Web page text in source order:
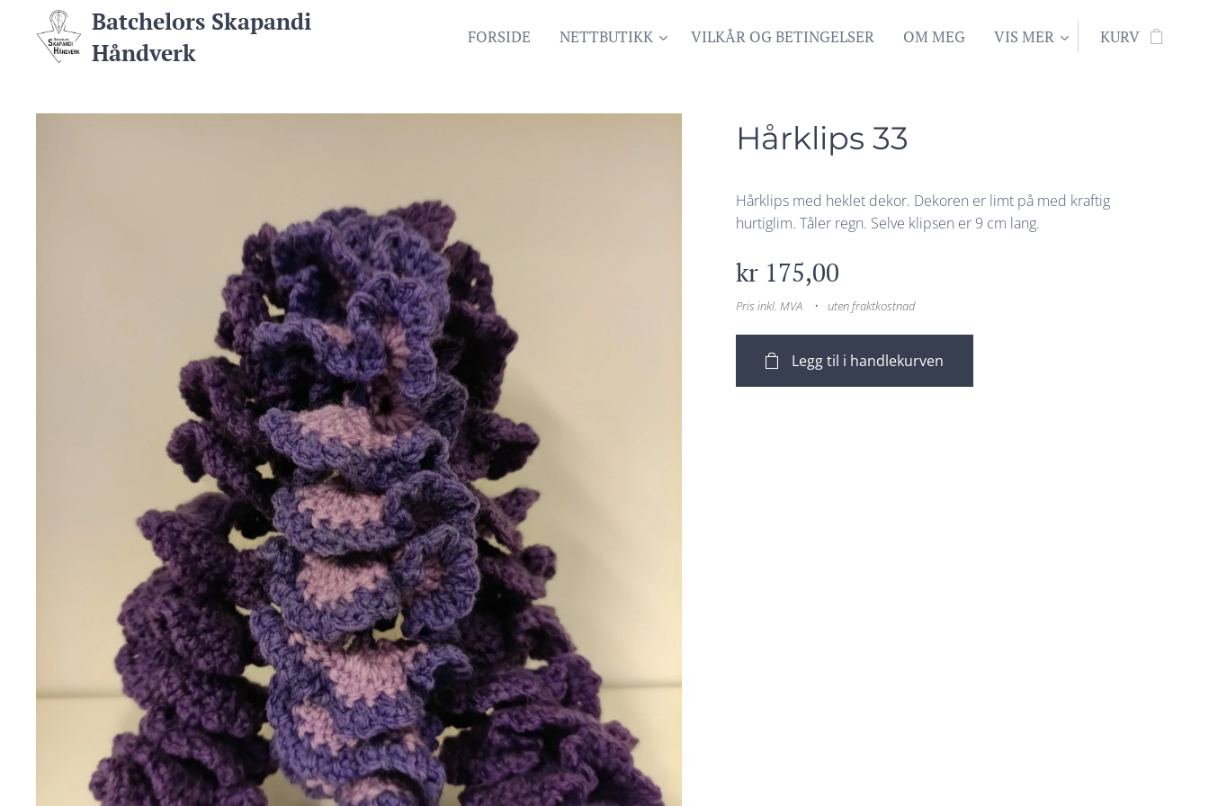
Batchelors Skapandi
Håndverk
FORSIDE NETTBUTIKK VILKÅR OG BETINGELSER OM MEG VIS MER KURV
Hårklips 33
Hårklips med heklet dekor. Dekoren er limt på med kraftig
hurtiglim. Tåler regn. Selve klipsen er 9 cm lang.
kr 175,00
Pris inkl. MVA uten fraktkostnad
Legg til i handlekurven